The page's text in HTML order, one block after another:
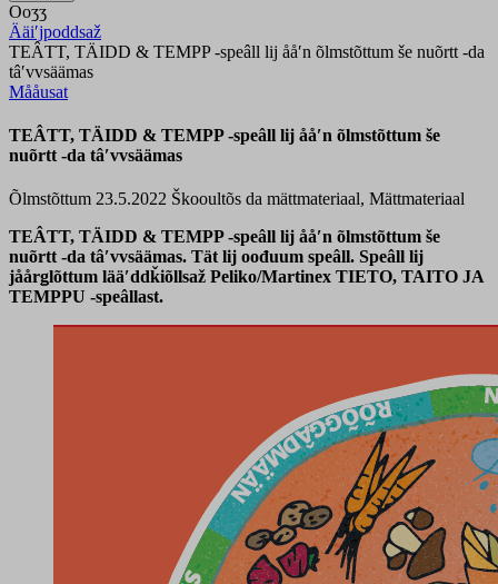
Ooʒʒ
Ääiʹjpoddsaž
TEÂTT, TÄIDD & TEMPP -speâll lij ååʹn õlmstõttum še nuõrtt -da
tâʹvvsäämas
Mååusat
TEÂTT, TÄIDD & TEMPP -speâll lij ååʹn õlmstõttum še
nuõrtt -da tâʹvvsäämas
Õlmstõttum 23.5.2022 Škooultõs da mättmateriaal, Mättmateriaal
TEÂTT, TÄIDD & TEMPP -speâll lij ååʹn õlmstõttum še
nuõrtt -da tâʹvvsäämas. Tät lij oođuum speâll. Speâll lij
jåårǥlõttum lääʹddǩiõllsaž Peliko/Martinex TIETO, TAITO JA
TEMPPU -speâllast.